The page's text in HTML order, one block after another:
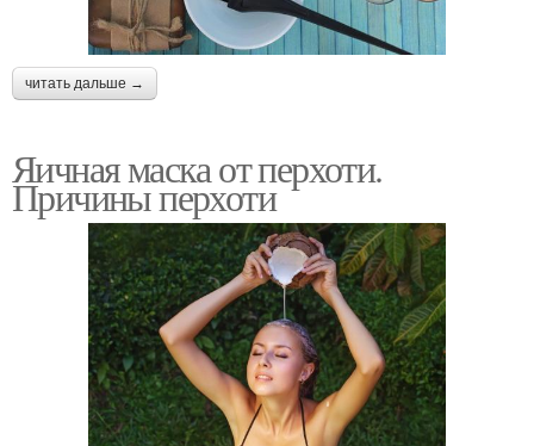
читать дальше →
Яичная маска от перхоти.
Причины перхоти